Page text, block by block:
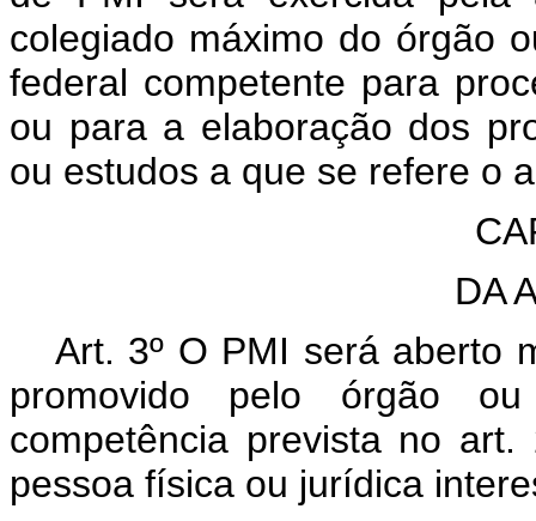
colegiado máximo do órgão
federal competente para
ou para a elaboração dos
ou estudos a que se refere o
DA
Art. 3º O PMI será aberto
promovido pelo órgão
competência prevista no
pessoa física ou jurídica